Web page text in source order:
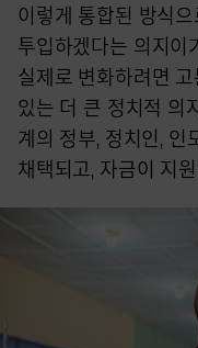
이렇게 통합된 방식
투입하겠다는 의지이
실제로 변화하려면
있는 더 큰 정치적 의
계의 정부, 정치인, 인
채택되고, 자금이 지